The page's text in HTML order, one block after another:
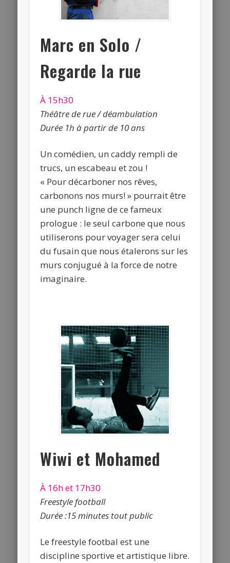
Marc en Solo /
Regarde la rue
À 15h30
Théâtre de rue / déambulation
Durée 1h à partir de 10 ans
Un comédien, un caddy rempli de
trucs, un escabeau et zou !
« Pour décarboner nos rêves,
carbonons nos murs! » pourrait être
une punch ligne de ce fameux
prologue : le seul carbone que nous
utiliserons pour voyager sera celui
du fusain que nous étalerons sur les
murs conjugué à la force de notre
imaginaire.
Wiwi et Mohamed
À 16h et 17h30
Freestyle football
Durée :15 minutes tout public
Le freestyle footbal est une
discipline sportive et artistique libre.